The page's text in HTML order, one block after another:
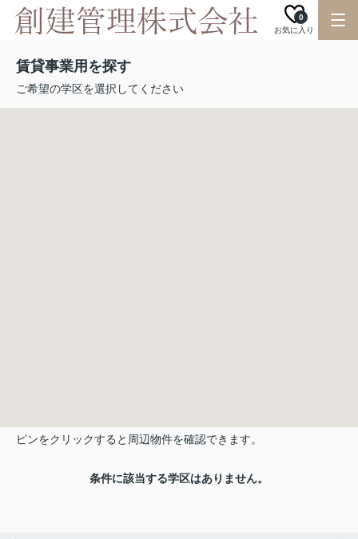
お気に入り
0
賃貸事業用を探す
ご希望の学区を選択してください
ピンをクリックすると周辺物件を確認できます。
条件に該当する学区はありません。